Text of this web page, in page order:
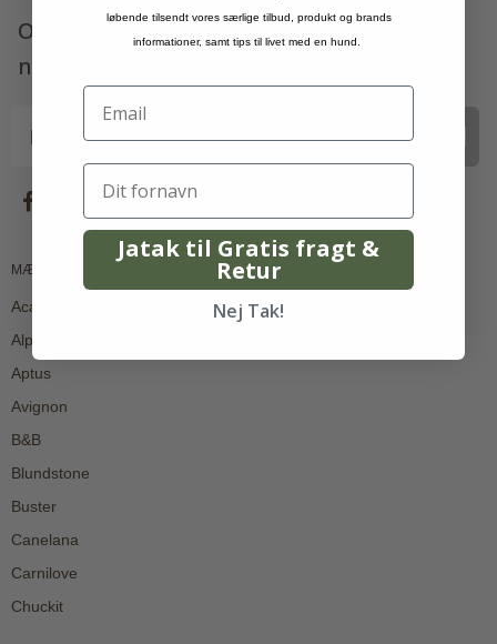
Og være en af de første til at modtage
nyheder, konkurrencer og meget mere!
Tilmeld
MÆRKER
Acana
Alpha Spirit
Aptus
Avignon
B&B
Blundstone
Buster
Canelana
Carnilove
Chuckit
løbende tilsendt vores særlige tilbud, produkt og brands
informationer, samt tips til livet med en hund.
Jatak til Gratis fragt &
Retur
Nej Tak!